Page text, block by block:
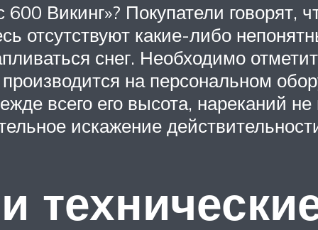
Викинг»? Покупатели говорят,
отсутствуют какие-либо
снег. Необходимо
на персональном
всего его высота, нареканий
искажение